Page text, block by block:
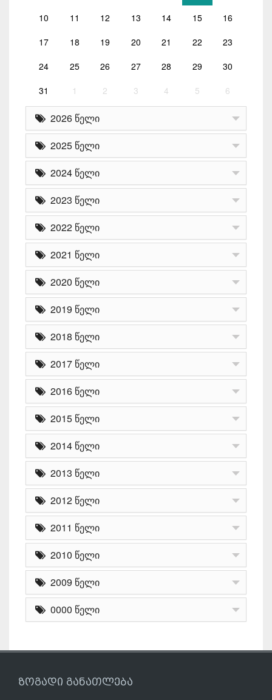
10 11 12 13 14 15 16
17 18 19 20 21 22 23
24 25 26 27 28 29 30
31 1 2 3 4 5 6
2026 წელი
2025 წელი
2024 წელი
2023 წელი
2022 წელი
2021 წელი
2020 წელი
2019 წელი
2018 წელი
2017 წელი
2016 წელი
2015 წელი
2014 წელი
2013 წელი
2012 წელი
2011 წელი
2010 წელი
2009 წელი
0000 წელი
ზოგადი განათლება